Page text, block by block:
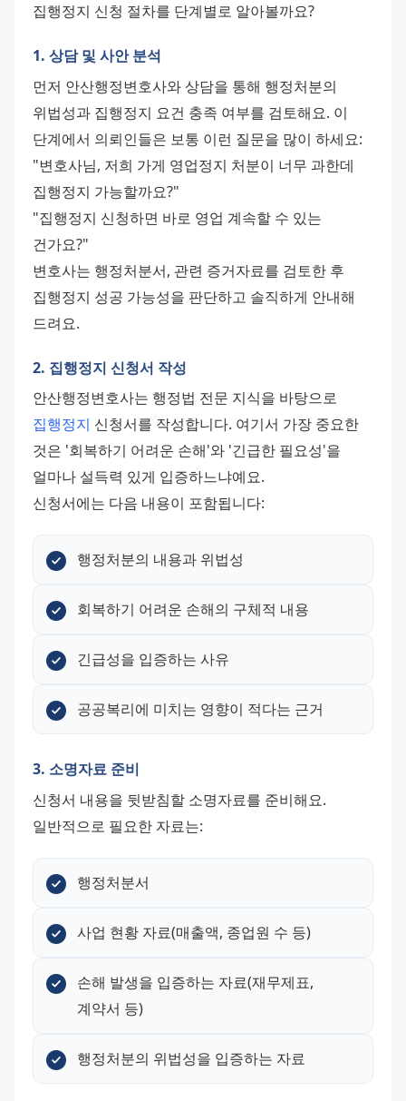
집행정지 신청 절차를 단계별로 알아볼까요?
1. 상담 및 사안 분석
먼저 안산행정변호사와 상담을 통해 행정처분의
위법성과 집행정지 요건 충족 여부를 검토해요. 이
단계에서 의뢰인들은 보통 이런 질문을 많이 하세요:
"변호사님, 저희 가게 영업정지 처분이 너무 과한데
집행정지 가능할까요?"
"집행정지 신청하면 바로 영업 계속할 수 있는
건가요?"
변호사는 행정처분서, 관련 증거자료를 검토한 후
집행정지 성공 가능성을 판단하고 솔직하게 안내해
드려요.
2. 집행정지 신청서 작성
집행정지 신청서를 작성합니다. 여기서 가장 중요한
것은 '회복하기 어려운 손해'와 '긴급한 필요성'을
얼마나 설득력 있게 입증하느냐예요.
신청서에는 다음 내용이 포함됩니다:
행정처분의 내용과 위법성
회복하기 어려운 손해의 구체적 내용
긴급성을 입증하는 사유
공공복리에 미치는 영향이 적다는 근거
3. 소명자료 준비
신청서 내용을 뒷받침할 소명자료를 준비해요.
일반적으로 필요한 자료는:
행정처분서
사업 현황 자료(매출액, 종업원 수 등)
손해 발생을 입증하는 자료(재무제표,
계약서 등)
행정처분의 위법성을 입증하는 자료